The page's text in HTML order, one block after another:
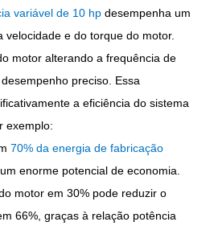
variável de 10 hp desempenha um
velocidade e do torque do motor.
motor alterando a frequência de
preciso. Essa
a eficiência do sistema
exemplo:
70% da energia de fabricação
enorme potencial de economia.
motor em 30% pode reduzir o
66%, graças à relação potência